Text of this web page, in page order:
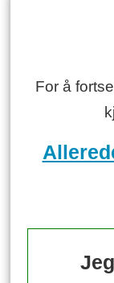
For å